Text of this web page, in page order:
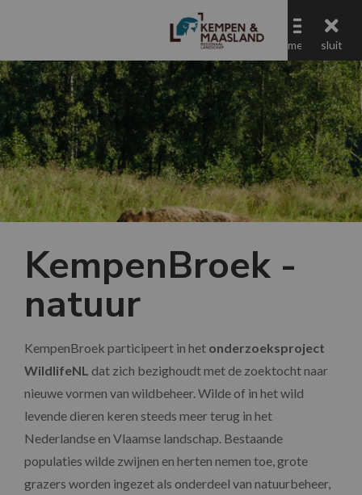
Regionaal Landschap Kempen en Maasland
Jaaroverzicht 2023
menu
menu sluit
KempenBroek -
natuur
KempenBroek participeert in het onderzoeksproject
WildlifeNL dat zich bezighoudt met de zoektocht naar
nieuwe vormen van wildbeheer. Wilde of in het wild
levende dieren keren steeds meer terug in het
Nederlandse en Vlaamse landschap. Bestaande
populaties wilde zwijnen en herten nemen toe, grote
grazers worden ingezet als onderdeel van natuurbeheer,